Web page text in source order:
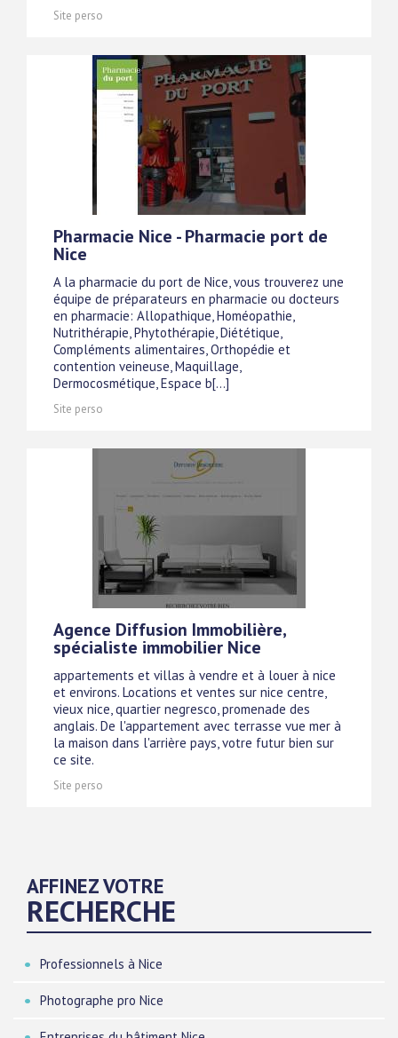
Site perso
Pharmacie Nice - Pharmacie port de
Nice
A la pharmacie du port de Nice, vous trouverez une
équipe de préparateurs en pharmacie ou docteurs
en pharmacie: Allopathique, Homéopathie,
Nutrithérapie, Phytothérapie, Diététique,
Compléments alimentaires, Orthopédie et
contention veineuse, Maquillage,
Dermocosmétique, Espace b[...]
Site perso
Agence Diffusion Immobilière,
spécialiste immobilier Nice
appartements et villas à vendre et à louer à nice
et environs. Locations et ventes sur nice centre,
vieux nice, quartier negresco, promenade des
anglais. De l'appartement avec terrasse vue mer à
la maison dans l'arrière pays, votre futur bien sur
ce site.
Site perso
AFFINEZ VOTRE
RECHERCHE
Professionnels à Nice
Photographe pro Nice